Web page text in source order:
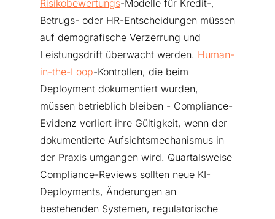
Risikobewertungs-Modelle für Kredit-,
Betrugs- oder HR-Entscheidungen müssen
auf demografische Verzerrung und
Leistungsdrift überwacht werden. Human-
in-the-Loop-Kontrollen, die beim
Deployment dokumentiert wurden,
müssen betrieblich bleiben - Compliance-
Evidenz verliert ihre Gültigkeit, wenn der
dokumentierte Aufsichtsmechanismus in
der Praxis umgangen wird. Quartalsweise
Compliance-Reviews sollten neue KI-
Deployments, Änderungen an
bestehenden Systemen, regulatorische